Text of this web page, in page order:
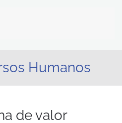
Humanos
de valor